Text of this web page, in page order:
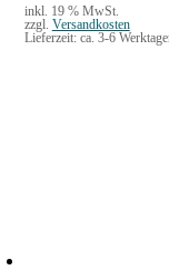
inkl. 19 % MwSt.
zzgl. Versandkosten
Lieferzeit: ca. 3-6